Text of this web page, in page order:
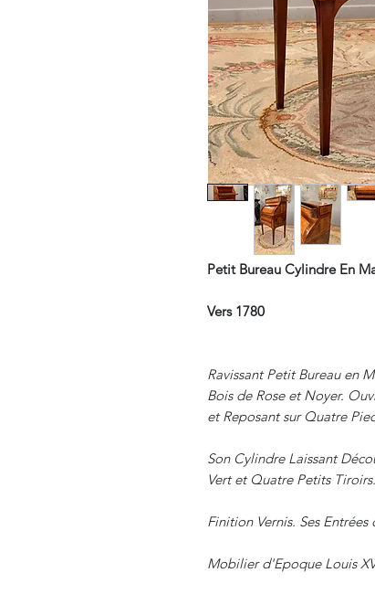
Petit Bureau Cylindre En
Vers 1780
Ravissant Petit Bureau en
Bois de Rose et Noyer.
et Reposant sur Quatre
Son Cylindre Laissant
Vert et Quatre Petits Tiroirs.
Finition Vernis. Ses
Mobilier d'Epoque Louis